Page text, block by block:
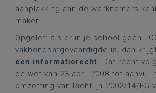
aanplakking aan de werknemers
maken.
Opgelet: als er in je school geen
vakbondsafgevaardigde is, dan
een informatierecht. Dat recht
de wet van 23 april 2008 tot
omzetting van Richtlijn 2002/14/EG